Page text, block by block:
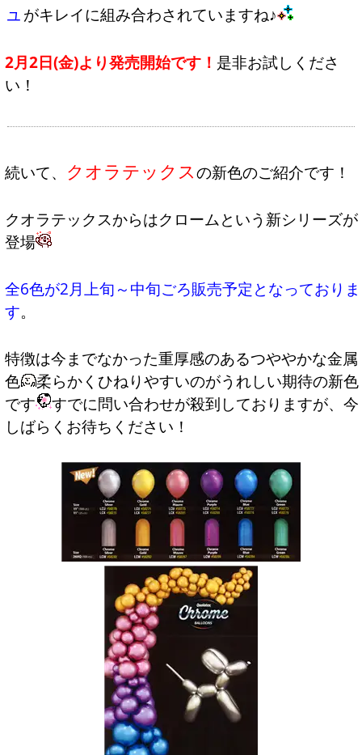
ュ がキレイに組み合わされていますね♪
2月2日(金)より発売開始です！ 是非お試しくださ
い！
続いて、 クオラテックスの新色のご紹介です！
クオラテックスからはクロームという新シリーズが
登場
全6色が2月上旬～中旬ごろ販売予定となっておりま
す。
特徴は今までなかった重厚感のあるつややかな金属
色
柔らかくひねりやすいのがうれしい期待の新色
です
すでに問い合わせが殺到しておりますが、今
しばらくお待ちください！